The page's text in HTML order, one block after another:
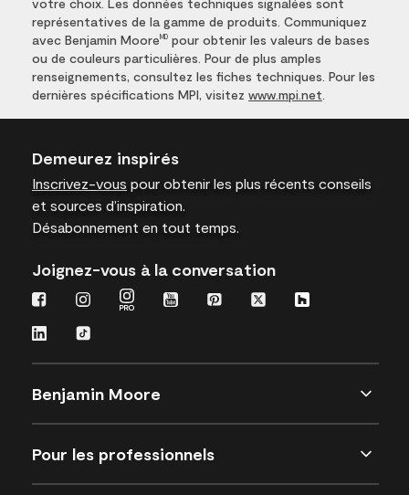
votre choix. Les données techniques signalées sont
représentatives de la gamme de produits. Communiquez
avec Benjamin Moore MD pour obtenir les valeurs de bases
ou de couleurs particulières. Pour de plus amples
renseignements, consultez les fiches techniques. Pour les
dernières spécifications MPI, visitez www.mpi.net
Demeurez inspirés
Inscrivez-vous pour obtenir les plus récents conseils
et sources d’inspiration.
Désabonnement en tout temps.
Joignez-vous à la conversation
Benjamin Moore
Pour les professionnels